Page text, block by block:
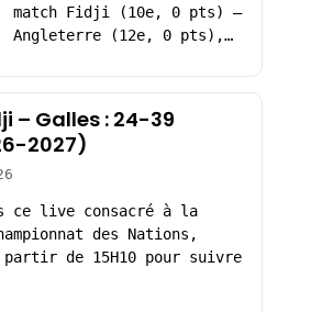
match Fidji (10e, 0 pts) –
Angleterre (12e, 0 pts),…
– Galles : 24-39
2027)
ce live consacré à la
des Nations,
partir de 15H10 pour suivre